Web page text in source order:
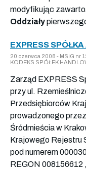
modyfikując
Oddziały
EXPRESS
20 czerwca 2008 - MSiG nr
KODEKS SPÓŁEK
Zarząd EXPRESS
przy ul.
Przedsiębiorców
prowadzonego
Śródmieścia w
Krajowego Rejestru
pod numerem
REGON 008156612